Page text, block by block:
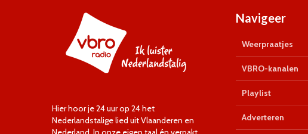
Hier hoor je 24 uur op 24 het
Nederlandstalige lied uit Vlaanderen en
Navigeer
Weerpraatjes
VBRO-kanalen
Playlist
Adverteren